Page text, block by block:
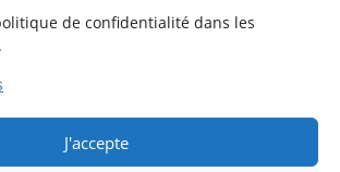
de confidentialité dans les
.
J'accepte
« Aide-Animateur / Animateur / Aide-